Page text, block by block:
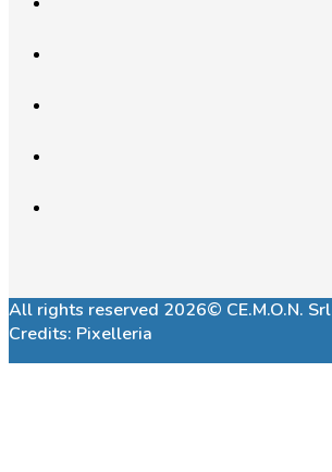
All rights reserved 2026© CE.M.O.N. Srl
Credits: Pixelleria